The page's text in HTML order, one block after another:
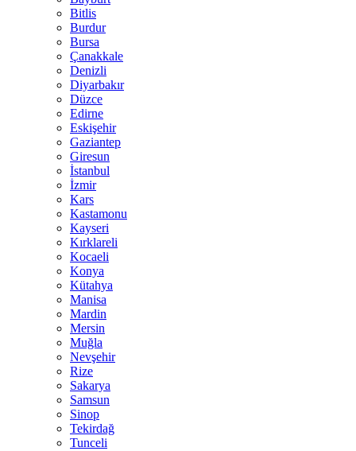
Bitlis
Burdur
Bursa
Çanakkale
Denizli
Diyarbakır
Düzce
Edirne
Eskişehir
Gaziantep
Giresun
İstanbul
İzmir
Kars
Kastamonu
Kayseri
Kırklareli
Kocaeli
Konya
Kütahya
Manisa
Mardin
Mersin
Muğla
Nevşehir
Rize
Sakarya
Samsun
Sinop
Tekirdağ
Tunceli